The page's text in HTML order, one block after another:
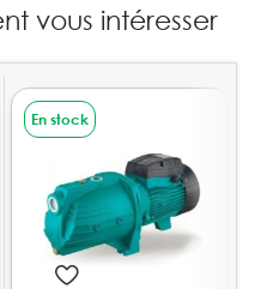
vous intéresser
En stock